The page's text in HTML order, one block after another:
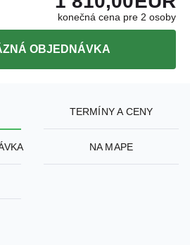
konečná cena pre 2 osoby
1 810,00EUR